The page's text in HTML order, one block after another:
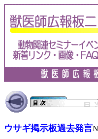
ウサギ掲示板過去発言